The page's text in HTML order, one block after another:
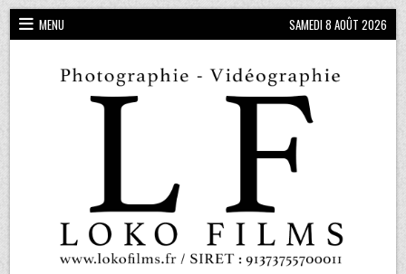
Skip
MENU SAMEDI 8 AOÛT 2026